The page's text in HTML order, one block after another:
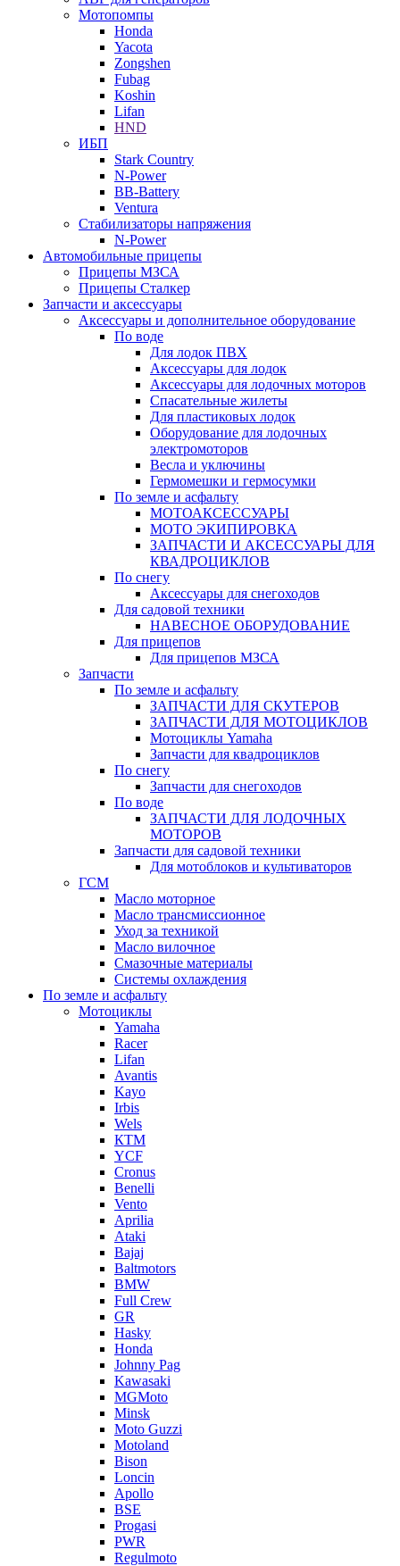
Мотопомпы
Honda
Yacota
Zongshen
Fubag
Koshin
Lifan
HND
ИБП
Stark Country
N-Power
BB-Battery
Ventura
Стабилизаторы напряжения
N-Power
Автомобильные прицепы
Прицепы МЗСА
Прицепы Сталкер
Запчасти и аксессуары
Аксессуары и дополнительное оборудование
По воде
Для лодок ПВХ
Аксессуары для лодок
Аксессуары для лодочных моторов
Спасательные жилеты
Для пластиковых лодок
Оборудование для лодочных
электромоторов
Весла и уключины
Гермомешки и гермосумки
По земле и асфальту
МОТОАКСЕССУАРЫ
МОТО ЭКИПИРОВКА
ЗАПЧАСТИ И АКСЕССУАРЫ ДЛЯ
КВАДРОЦИКЛОВ
По снегу
Аксессуары для снегоходов
Для садовой техники
НАВЕСНОЕ ОБОРУДОВАНИЕ
Для прицепов
Для прицепов МЗСА
Запчасти
По земле и асфальту
ЗАПЧАСТИ ДЛЯ СКУТЕРОВ
ЗАПЧАСТИ ДЛЯ МОТОЦИКЛОВ
Мотоциклы Yamaha
Запчасти для квадроциклов
По снегу
Запчасти для снегоходов
По воде
ЗАПЧАСТИ ДЛЯ ЛОДОЧНЫХ
МОТОРОВ
Запчасти для садовой техники
Для мотоблоков и культиваторов
ГСМ
Масло моторное
Масло трансмиссионное
Уход за техникой
Масло вилочное
Смазочные материалы
Системы охлаждения
По земле и асфальту
Мотоциклы
Yamaha
Racer
Lifan
Avantis
Kayo
Irbis
Wels
КТМ
YCF
Cronus
Benelli
Vento
Aprilia
Ataki
Bajaj
Baltmotors
BMW
Full Crew
GR
Hasky
Honda
Johnny Pag
Kawasaki
MGMoto
Minsk
Moto Guzzi
Motoland
Bison
Loncin
Apollo
BSE
Progasi
PWR
Regulmoto